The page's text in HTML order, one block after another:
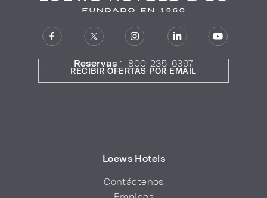
Reservas 1-800-235-6397
Loews Hotels
Contáctenos
RECIBIR OFERTAS POR EMAIL